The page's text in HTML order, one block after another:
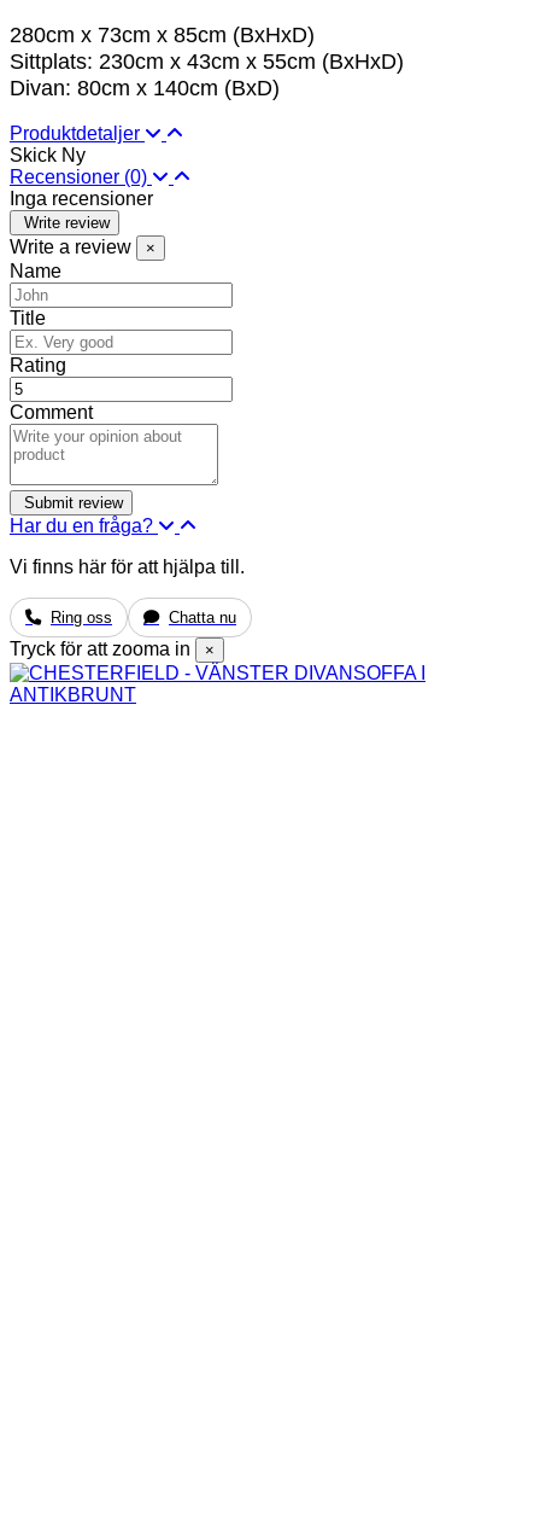
280cm x 73cm x 85cm (BxHxD)
Sittplats: 230cm x 43cm x 55cm (BxHxD)
Divan: 80cm x 140cm (BxD)
Produktdetaljer
Skick Ny
Recensioner (0)
Inga recensioner
Write review
Write a review ×
Name
Title
Rating
Comment
Har du en fråga?
Vi finns här för att hjälpa till.
Ring oss Chatta nu
Tryck för att zooma in ×